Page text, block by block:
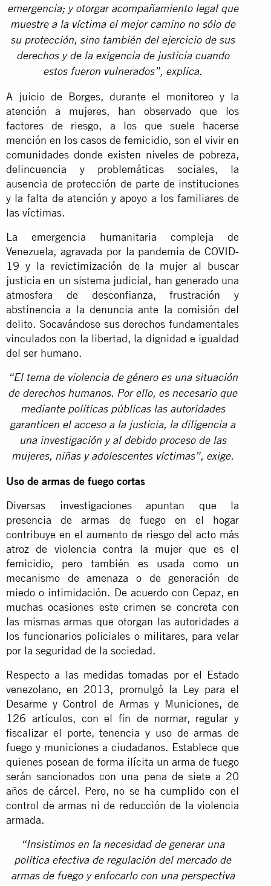
emergencia; y otorgar acompañamiento legal que
muestre a la víctima el mejor camino no sólo de
su protección, sino también del ejercicio de sus
derechos y de la exigencia de justicia cuando
estos fueron vulnerados”, explica.
A juicio de Borges, durante el monitoreo y la
atención a mujeres, han observado que los
factores de riesgo, a los que suele hacerse
mención en los casos de femicidio, son el vivir en
comunidades donde existen niveles de pobreza,
delincuencia y problemáticas sociales, la
ausencia de protección de parte de instituciones
y la falta de atención y apoyo a los familiares de
las víctimas.
La emergencia humanitaria compleja de
Venezuela, agravada por la pandemia de COVID-
19 y la revictimización de la mujer al buscar
justicia en un sistema judicial, han generado una
atmosfera de desconfianza, frustración y
abstinencia a la denuncia ante la comisión del
delito. Socavándose sus derechos fundamentales
vinculados con la libertad, la dignidad e igualdad
del ser humano.
“El tema de violencia de género es una situación
de derechos humanos. Por ello, es necesario que
mediante políticas públicas las autoridades
garanticen el acceso a la justicia, la diligencia a
una investigación y al debido proceso de las
mujeres, niñas y adolescentes víctimas”, exige.
Uso de armas de fuego cortas
Diversas investigaciones apuntan que la
presencia de armas de fuego en el hogar
contribuye en el aumento de riesgo delacto más
atroz de violencia contra la mujer que es el
femicidio, pero también es usada como un
mecanismo de amenaza o de generación de
miedo o intimidación. De acuerdo con Cepaz, en
muchas ocasiones este crimen se concreta con
las mismas armas que otorgan las autoridades a
los funcionarios policiales o militares, para velar
por la seguridad de la sociedad.
Respecto a las medidas tomadas por el Estado
venezolano, en 2013, promulgó la Ley para el
Desarme y Control de Armas y Municiones, de
126 artículos, con el fin de normar, regular y
fiscalizar el porte, tenencia y uso de armas de
fuego y municiones a ciudadanos. Establece que
quienes posean de forma ilícita un arma de fuego
serán sancionados con una pena de siete a 20
años de cárcel. Pero, no se ha cumplido con el
control de armas ni de reducción de la violencia
armada.
“Insistimos en la necesidad de generar una
política efectiva de regulación del mercado de
armas de fuego y enfocarlo con una perspectiva